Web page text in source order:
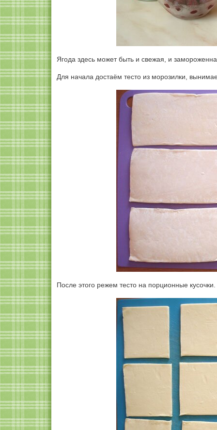
Ягода здесь может быть и свежая, и
Для начала достаём тесто из морозилки,
После этого режем тесто на порционные кусочки.